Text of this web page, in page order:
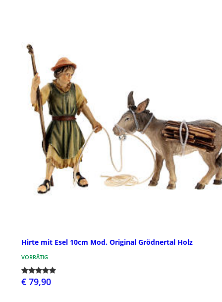
Hirte mit Esel 10cm Mod. Original Grödnertal Holz
VORRÄTIG
€ 79,90